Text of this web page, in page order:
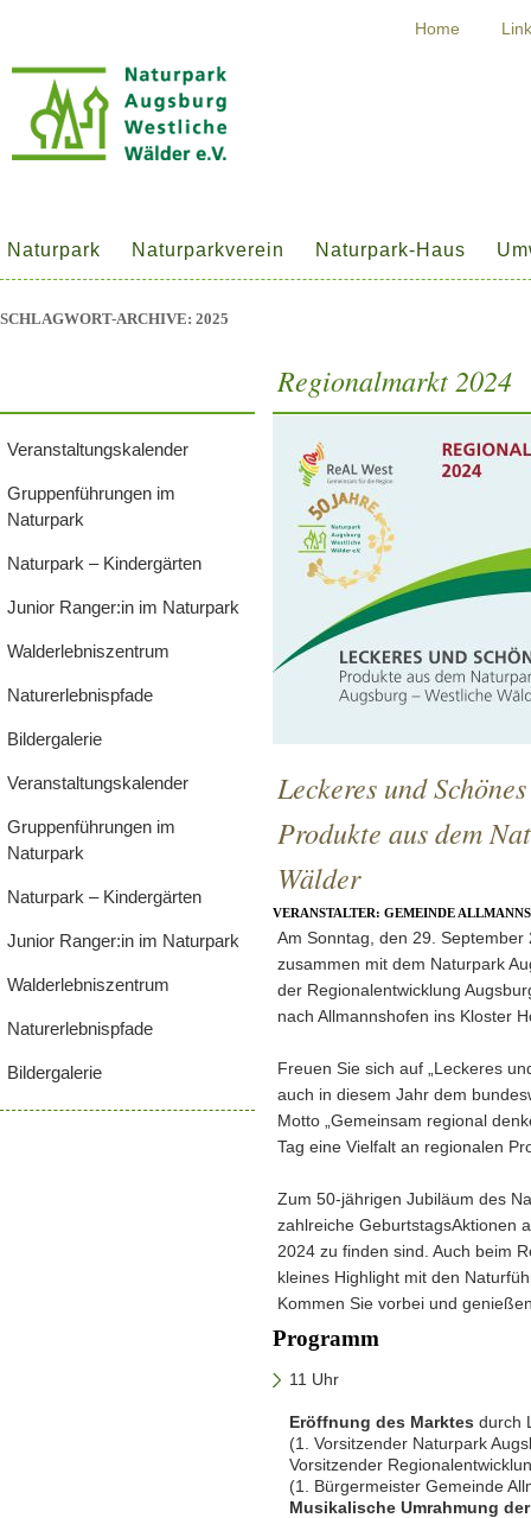
Home
Naturpark Naturparkverein Naturpark-Haus
SCHLAGWORT-ARCHIVE: 2025
Veranstaltungskalender
Gruppenführungen im
Naturpark
Naturpark – Kindergärten
Junior Ranger:in im Naturpark
Walderlebniszentrum
Naturerlebnispfade
Bildergalerie
Veranstaltungskalender
Gruppenführungen im
Naturpark
Naturpark – Kindergärten
Junior Ranger:in im Naturpark
Walderlebniszentrum
Naturerlebnispfade
Bildergalerie
Regionalmarkt 2024
Leckeres und Schönes
Produkte aus dem
Wälder
VERANSTALTER: GEMEINDE
Am Sonntag, den 29.
zusammen mit dem Naturpark
der Regionalentwicklung
nach Allmannshofen ins Kloster
Freuen Sie sich auf „Leckeres
auch in diesem Jahr dem
Motto „Gemeinsam regional
Tag eine Vielfalt an regionalen
Zum 50-jährigen Jubiläum des
zahlreiche GeburtstagsAktionen
2024 zu finden sind. Auch beim
kleines Highlight mit den
Kommen Sie vorbei und
Programm
11 Uhr
Eröffnung des Marktes durch
(1. Vorsitzender Naturpark
Vorsitzender
(1. Bürgermeister Gemeinde
Musikalische Umrahmung